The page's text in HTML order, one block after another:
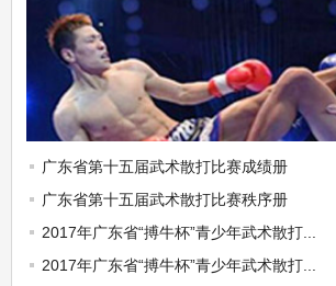
广东省第十五届武术散打比赛成绩册
广东省第十五届武术散打比赛秩序册
2017年广东省“搏牛杯”青少年武术散打...
2017年广东省“搏牛杯”青少年武术散打...